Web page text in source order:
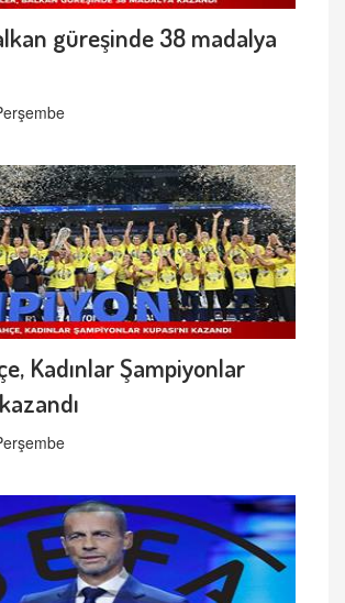
güreşinde 38 madalya
Kadınlar Şampiyonlar